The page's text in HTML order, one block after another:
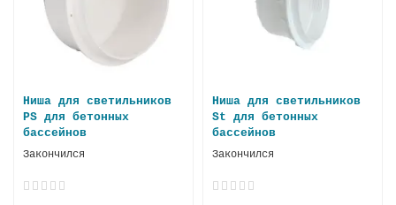
Ниша для светильников
PS для бетонных
бассейнов
Закончился
Ниша для светильников
St для бетонных
бассейнов
Закончился